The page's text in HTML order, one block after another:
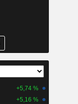
+5,74 %
+5,16 %